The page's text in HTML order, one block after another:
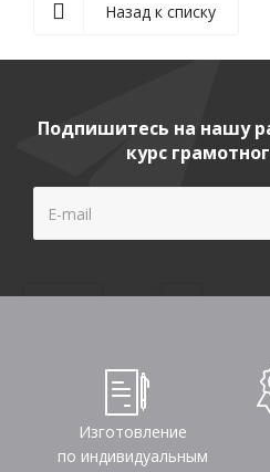
Назад к списку
Подпишитесь на нашу
курс
Изготовление
по индивидуальным